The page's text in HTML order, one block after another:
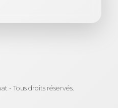
- Tous droits réservés.